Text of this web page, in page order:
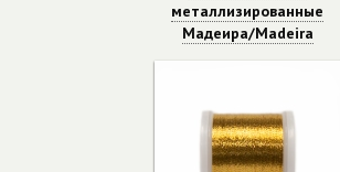
металлизированные
Мадеира/Madeira